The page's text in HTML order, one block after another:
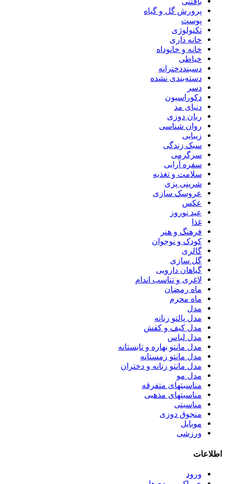
پرورش گل و گیاه
پوست
تکنولوژی
خانه داری
خانه و خانوداه
خیاطی
دسبنددخترانه
دسته‌بندی نشده
دسر
دکوراسیون
دنیای مد
ربان دوزی
روان شناسی
زیبایی
سبک زندگی
سرگرمی
سفره آرایی
سلامت و تغذیه
شرینی پزی
عروسک سازی
عکس
عید نوروز
غذا
فرهنگ و هنر
کودک و نوجوان
گالری
گل سازی
گیاهان دارویی
لاغری و تناسب اندام
ماه رمضان
ماه محرم
مدل
مدل پالتو زنانه
مدل کیف و کفش
مدل لباس
مدل مانتو بهاره و تابستانه
مدل مانتو زمستانه
مدل مانتو زنانه و دختران
مدل مو
مناسبتهای متفرقه
مناسبتهای مذهبی
مناسبتی
منجوق دوزی
موبایل
ورزشی
اطلاعات
ورود